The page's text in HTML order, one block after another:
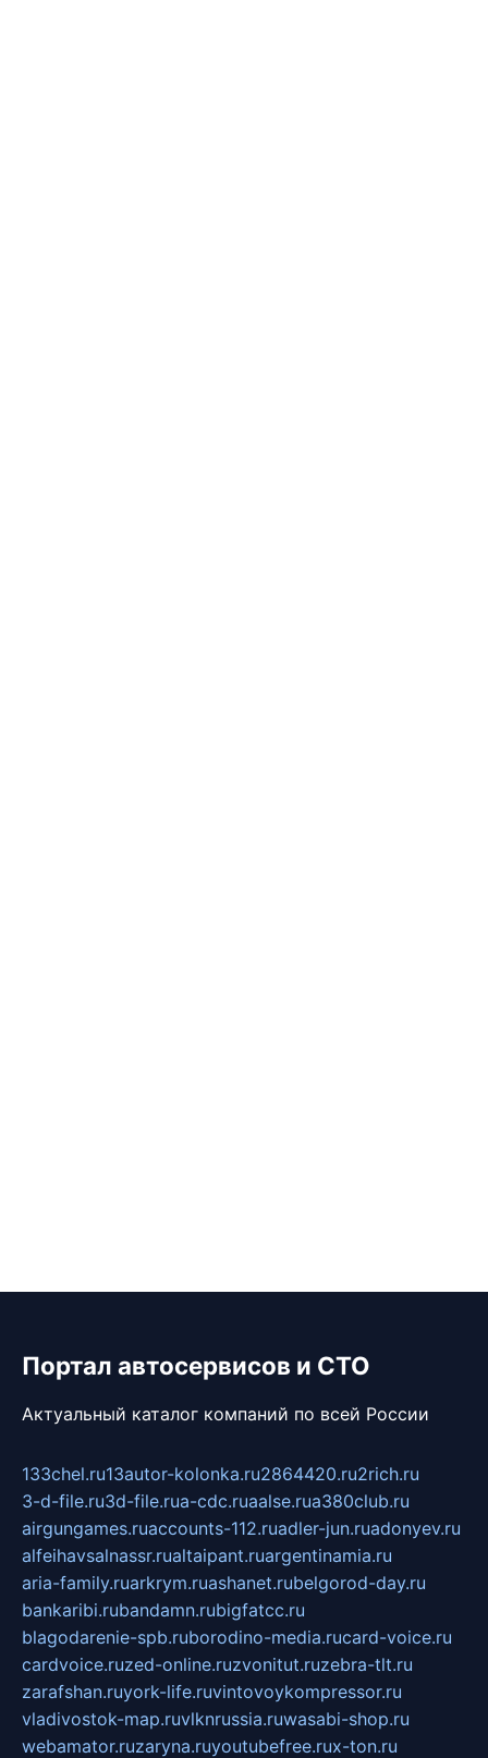
Портал автосервисов и СТО
Актуальный каталог компаний по всей России
133chel.ru13autor-kolonka.ru2864420.ru2rich.ru
3-d-file.ru3d-file.rua-cdc.ruaalse.rua380club.ru
airgungames.ruaccounts-112.ruadler-jun.ruadonyev.ru
alfeihavsalnassr.rualtaipant.ruargentinamia.ru
aria-family.ruarkrym.ruashanet.rubelgorod-day.ru
bankaribi.rubandamn.rubigfatcc.ru
blagodarenie-spb.ruborodino-media.rucard-voice.ru
cardvoice.ruzed-online.ruzvonitut.ruzebra-tlt.ru
zarafshan.ruyork-life.ruvintovoykompressor.ru
vladivostok-map.ruvlknrussia.ruwasabi-shop.ru
webamator.ruzaryna.ruyoutubefree.rux-ton.ru